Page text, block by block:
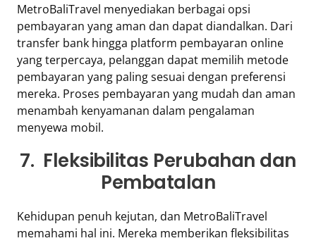
MetroBaliTravel menyediakan berbagai opsi
pembayaran yang aman dan dapat diandalkan. Dari
transfer bank hingga platform pembayaran online
yang terpercaya, pelanggan dapat memilih metode
pembayaran yang paling sesuai dengan preferensi
mereka. Proses pembayaran yang mudah dan aman
menambah kenyamanan dalam pengalaman
menyewa mobil.
7. Fleksibilitas Perubahan dan
Pembatalan
Kehidupan penuh kejutan, dan MetroBaliTravel
memahami hal ini. Mereka memberikan fleksibilitas